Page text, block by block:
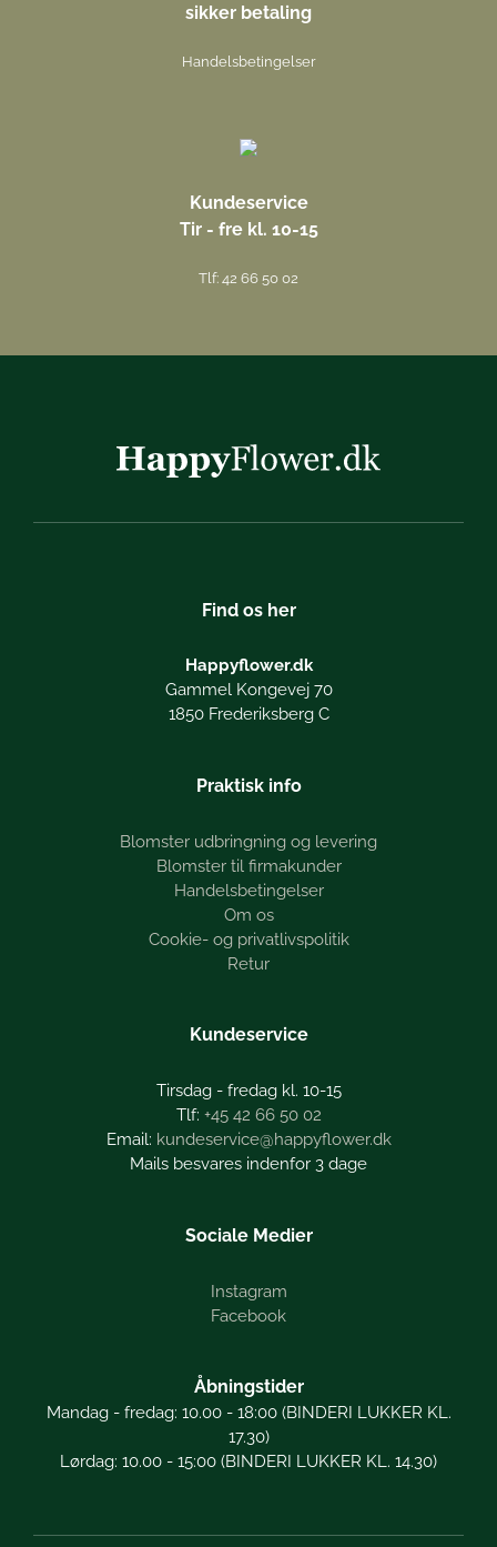
sikker betaling
Handelsbetingelser
Kundeservice
Tir - fre kl. 10-15
Tlf: 42 66 50 02
Find os her
Happyflower.dk
Gammel Kongevej 70
1850 Frederiksberg C
Praktisk info
Blomster udbringning og levering
Blomster til firmakunder
Handelsbetingelser
Om os
Cookie- og privatlivspolitik
Retur
Kundeservice
Tirsdag - fredag kl. 10-15
+45 42 66 50 02
kundeservice@happyflower.dk
Mails besvares indenfor 3 dage
Sociale Medier
Instagram
Facebook
Åbningstider
Mandag - fredag: 10.00 - 18:00 (BINDERI LUKKER KL.
17.30)
Lørdag: 10.00 - 15:00 (BINDERI LUKKER KL. 14.30)